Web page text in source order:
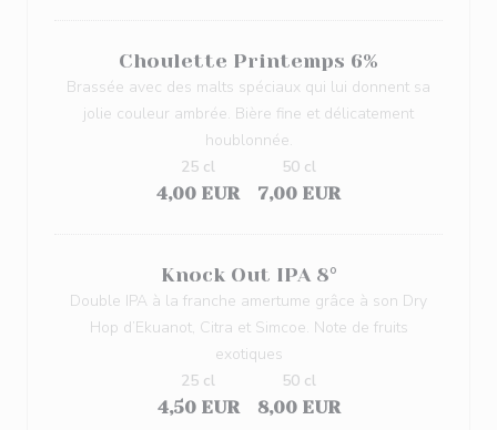
Choulette Printemps 6%
Brassée avec des malts spéciaux qui lui donnent sa
jolie couleur ambrée. Bière fine et délicatement
houblonnée.
4,00 EUR
25 cl
7,00 EUR
50 cl
Knock Out IPA 8°
Double IPA à la franche amertume grâce à son Dry
Hop d’Ekuanot, Citra et Simcoe. Note de fruits
exotiques
4,50 EUR
25 cl
8,00 EUR
50 cl